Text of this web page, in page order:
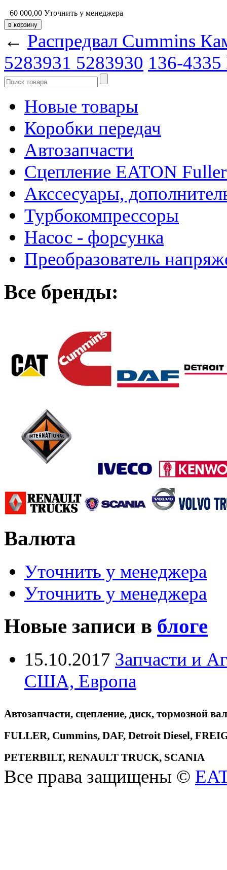
60 000,00 Уточнить у менеджера
← Распредвал Cummins
5283931 5283930 136-4335
Новые товары
Коробки передач
Автозапчасти
Сцепление EATON
Акссесуары,
Турбокомпрессоры
Насос - форсунка
Преобразователь
Все бренды:
Валюта
Уточнить у менеджера
Уточнить у менеджера
Новые записи в блоге
15.10.2017 Запчасти и
США, Европа
Автозапчасти, сцепление, диск, тормозной
FULLER, Cummins, DAF, Detroit Diesel,
PETERBILT, RENAULT TRUCK, SCANIA
Все права защищены ©